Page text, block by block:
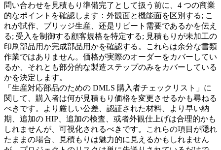
問い合わせを見積もり準備完了として扱う前に、4 つの商業
的なポイントを確認します：外観面と機能面を区別する; こ
れが試作、ブリッジ生産、还是リピート需要であるかを伝え
る; 受入を制御する顧客規格を特定する; 見積もりが未加工の
印刷部品用か完成部品用かを確認する。これらは余分な書類
作業ではありません。価格が実際のオーダーをカバーしてい
るか、それとも部分的な製造ステップのみをカバーしている
かを決定します。
「生産対応部品のための DMLS 購入者チェックリスト」に
関して、購入者は何が見積もり価格を変更させるかも尋ねる
べきです。より厳しい公差、認証された材料、より早い納
期、追加の HIP、追加の検査、或者外観仕上げは合理的かも
しれませんが、可視化されるべきです。これらの項目が隠れ
たままの場合、見積もりは魅力的に見えるかもしれません